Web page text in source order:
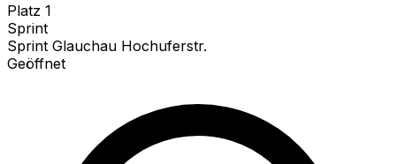
Platz 1
Sprint
Sprint Glauchau Hochuferstr.
Geöffnet